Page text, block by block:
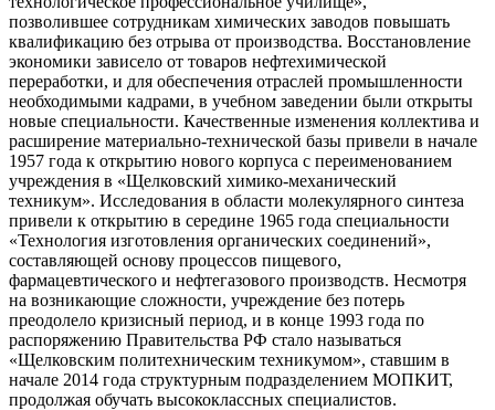
позволившее сотрудникам химических заводов повышать
квалификацию без отрыва от производства. Восстановление
экономики зависело от товаров нефтехимической
переработки, и для обеспечения отраслей промышленности
необходимыми кадрами, в учебном заведении были открыты
новые специальности. Качественные изменения коллектива и
расширение материально-технической базы привели в начале
1957 года к открытию нового корпуса с переименованием
учреждения в «Щелковский химико-механический
техникум». Исследования в области молекулярного синтеза
привели к открытию в середине 1965 года специальности
«Технология изготовления органических соединений»,
составляющей основу процессов пищевого,
фармацевтического и нефтегазового производств. Несмотря
на возникающие сложности, учреждение без потерь
преодолело кризисный период, и в конце 1993 года по
распоряжению Правительства РФ стало называться
«Щелковским политехническим техникумом», ставшим в
начале 2014 года структурным подразделением МОПКИТ,
продолжая обучать высококлассных специалистов.